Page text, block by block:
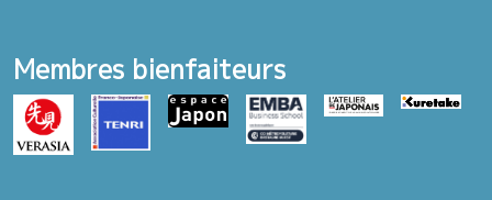
Membres bienfaiteurs